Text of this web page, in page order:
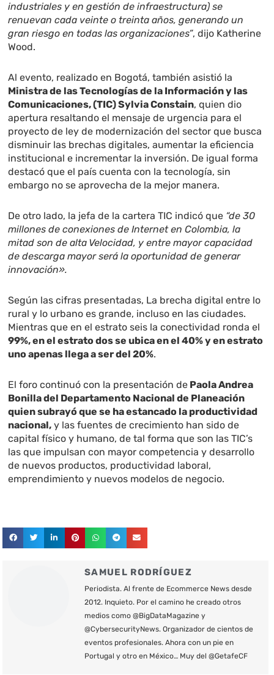
industriales y en gestión de infraestructura) se
renuevan cada veinte o treinta años, generando un
gran riesgo en todas las organizaciones”, dijo Katherine
Wood.
Al evento, realizado en Bogotá, también asistió la
Ministra de las Tecnologías de la Información y las
Comunicaciones, (TIC) Sylvia Constain, quien dio
apertura resaltando el mensaje de urgencia para el
proyecto de ley de modernización del sector que busca
disminuir las brechas digitales, aumentar la eficiencia
institucional e incrementar la inversión. De igual forma
destacó que el país cuenta con la tecnología, sin
embargo no se aprovecha de la mejor manera.
De otro lado, la jefa de la cartera TIC indicó que “de 30
millones de conexiones de Internet en Colombia, la
mitad son de alta Velocidad, y entre mayor capacidad
de descarga mayor será la oportunidad de generar
innovación».
Según las cifras presentadas, La brecha digital entre lo
rural y lo urbano es grande, incluso en las ciudades.
Mientras que en el estrato seis la conectividad ronda el
99%, en el estrato dos se ubica en el 40% y en estrato
uno apenas llega a ser del 20%.
El foro continuó con la presentación de Paola Andrea
Bonilla del Departamento Nacional de Planeación
quien subrayó que se ha estancado la productividad
nacional, y las fuentes de crecimiento han sido de
capital físico y humano, de tal forma que son las TIC’s
las que impulsan con mayor competencia y desarrollo
de nuevos productos, productividad laboral,
emprendimiento y nuevos modelos de negocio.
SAMUEL RODRÍGUEZ
Periodista. Al frente de Ecommerce News desde
2012. Inquieto. Por el camino he creado otros
medios como @BigDataMagazine y
@CybersecurityNews. Organizador de cientos de
eventos profesionales. Ahora con un pie en
Portugal y otro en México… Muy del @GetafeCF